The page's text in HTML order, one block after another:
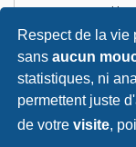
Respect de la vie
sansaucun
statistiques, ni
permettent juste
de votrevisite,
Discussions
Petites annonces
Vends ta moto
Vends pièces
Recherche
Tout doit